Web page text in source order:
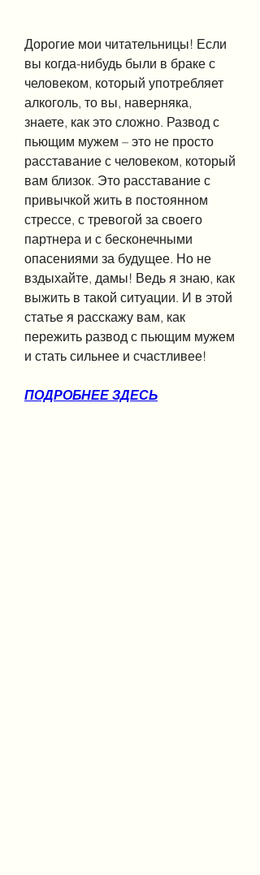
Дорогие мои читательницы! Если
вы когда-нибудь были в браке с
человеком, который употребляет
алкоголь, то вы, наверняка,
знаете, как это сложно. Развод с
пьющим мужем – это не просто
расставание с человеком, который
вам близок. Это расставание с
привычкой жить в постоянном
стрессе, с тревогой за своего
партнера и с бесконечными
опасениями за будущее. Но не
вздыхайте, дамы! Ведь я знаю, как
выжить в такой ситуации. И в этой
статье я расскажу вам, как
пережить развод с пьющим мужем
и стать сильнее и счастливее!
ПОДРОБНЕЕ ЗДЕСЬ